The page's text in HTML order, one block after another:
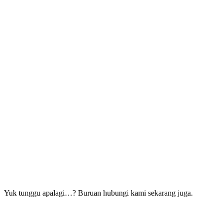
Yuk tunggu apalagi…? Buruan hubungi kami sekarang juga.